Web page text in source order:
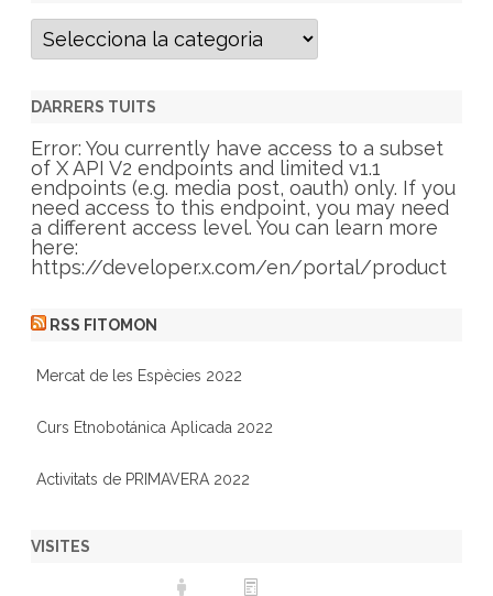
C
t
g
r
i
e
s
DARRERS TUITS
Error: You currently have access to a subset
of X API V2 endpoints and limited v1.1
endpoints (e.g. media post, oauth) only. If you
need access to this endpoint, you may need
a different access level. You can learn more
here:
https://developer.x.com/en/portal/product
RSS FITOMON
Mercat de les Espècies 2022
Curs Etnobotánica Aplicada 2022
Activitats de PRIMAVERA 2022
VISITES